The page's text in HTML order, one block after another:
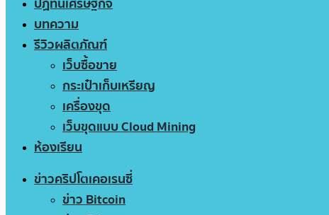
บทความ
รีวิวผลิตภัณฑ์
เว็บซื้อขาย
กระเป๋าเก็บเหรียญ
เครื่องขุด
เว็บขุดแบบ Cloud Mining
ห้องเรียน
ข่าวคริปโตเคอเรนซี่
ข่าว Bitcoin